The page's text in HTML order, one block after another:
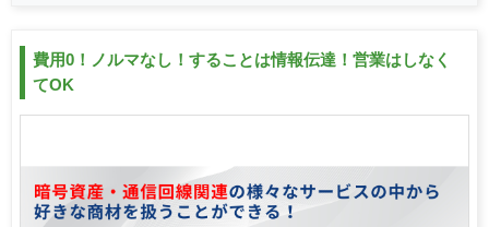
費用0！ノルマなし！することは情報伝達！営業はしなく
てOK